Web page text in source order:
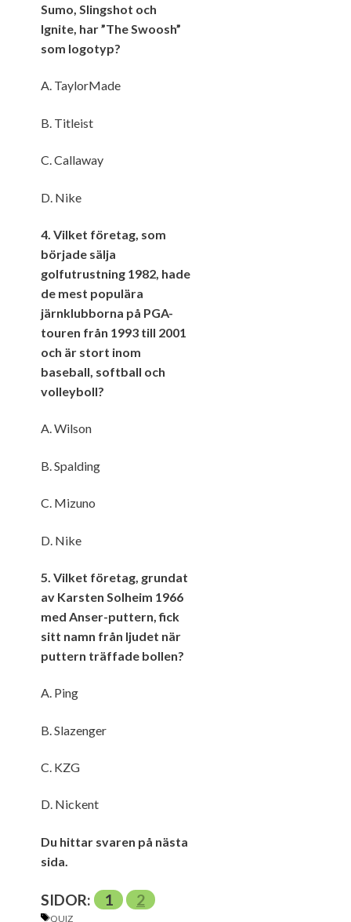
Sumo, Slingshot och
Ignite, har ”The Swoosh”
som logotyp?
A. TaylorMade
B. Titleist
C. Callaway
D. Nike
4. Vilket företag, som
började sälja
golfutrustning 1982, hade
de mest populära
järnklubborna på PGA-
touren från 1993 till 2001
och är stort inom
baseball, softball och
volleyboll?
A. Wilson
B. Spalding
C. Mizuno
D. Nike
5. Vilket företag, grundat
av Karsten Solheim 1966
med Anser-puttern, fick
sitt namn från ljudet när
puttern träffade bollen?
A. Ping
B. Slazenger
C. KZG
D. Nickent
Du hittar svaren på nästa
sida.
SIDOR: 1 2
ETIKETTER
QUIZ